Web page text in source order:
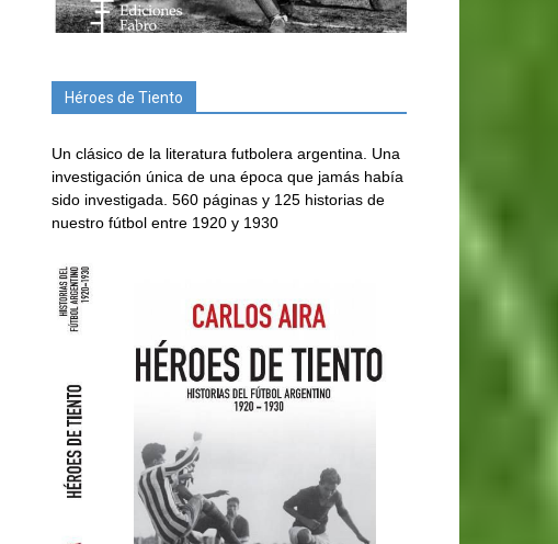
Héroes de Tiento
Un clásico de la literatura futbolera argentina. Una
investigación única de una época que jamás había
sido investigada. 560 páginas y 125 historias de
nuestro fútbol entre 1920 y 1930